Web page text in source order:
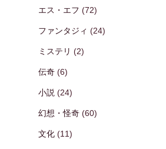
エス・エフ (72)
ファンタジィ (24)
ミステリ (2)
伝奇(6)
小説(24)
幻想・怪奇(60)
文化(11)